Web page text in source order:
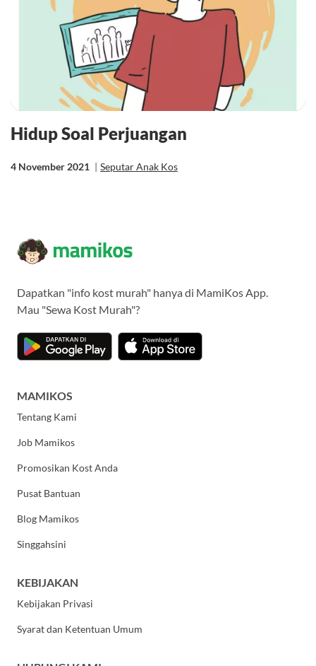
Hidup Soal Perjuangan
4 November 2021 | Seputar Anak Kos
Dapatkan "info kost murah" hanya di MamiKos App.
Mau "Sewa Kost Murah"?
MAMIKOS
Tentang Kami
Job Mamikos
Promosikan Kost Anda
Pusat Bantuan
Blog Mamikos
Singgahsini
KEBIJAKAN
Kebijakan Privasi
Syarat dan Ketentuan Umum